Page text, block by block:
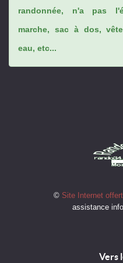
randonnée, n'a pas
marche, sac à dos,
eau, etc...
© Site Internet
assistance
Vers